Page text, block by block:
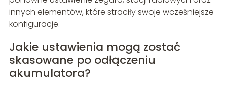
innych elementów, które straciły swoje wcześniejsze
konfiguracje.
Jakie ustawienia mogą zostać
skasowane po odłączeniu
akumulatora?